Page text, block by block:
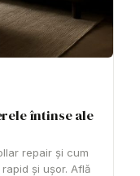
întinse ale
repair și cum
și ușor. Află